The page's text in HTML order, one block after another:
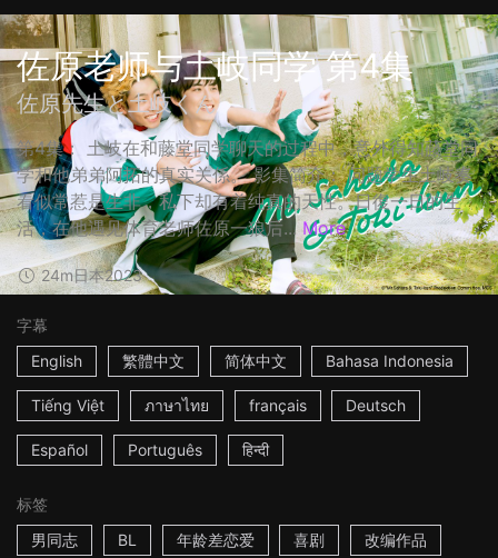
佐原老师与土岐同学 第4集
佐原先生と土岐くん
第4集： 土岐在和藤堂同学聊天的过程中，意外得知藤堂同
学和他弟弟阿拓的真实关係。 影集简介： 问题学生土岐奏
看似常惹是生非，私下却有着纯真的天性。日復一日的生
活，在他遇见体育老师佐原一狼后... More
24m日本2023
字幕
English
繁體中文 简体中文 Bahasa Indonesia
Tiếng Việt ภาษาไทย français Deutsch
Español Português हिन्दी
标签
男同志
BL 年龄差恋爱 喜剧 改编作品